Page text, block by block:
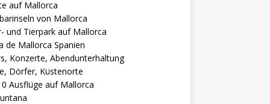
auf Mallorca
von Mallorca
und Tierpark auf Mallorca
de Mallorca Spanien
Konzerte, Abendunterhaltung
Dörfer, Küstenorte
Ausflüge auf Mallorca